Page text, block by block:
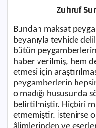
Zuhruf
Bundan maksat
beyanıyla tevhide
bütün
haber verilmiş, hem
etmesi için
peygamberlerin
olmadığı hususunda
belirtilmiştir. Hiçbiri
etmemiştir. İstenirse